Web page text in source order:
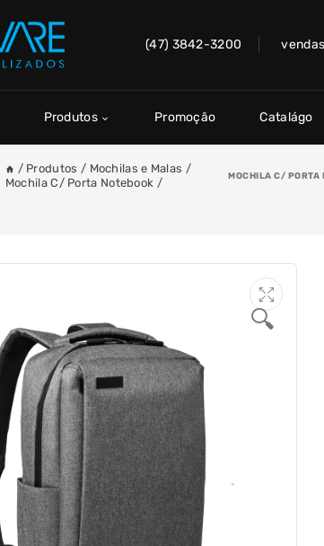
(47) 3842-3200
Produtos Promoção Catalágo
/ Produtos / Mochilas e Malas /
Mochila C/ Porta Notebook /
MOCHILA C/ PORTA
🔍